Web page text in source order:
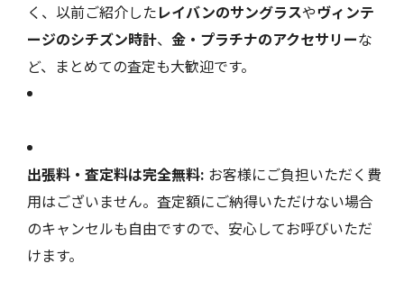
く、以前ご紹介したレイバンのサングラスやヴィンテ
ージのシチズン時計、 金・プラチナのアクセサリーな
ど、まとめての査定も大歓迎です。
出張料・査定料は完全無料: お客様にご負担いただく費
用はございません。査定額にご納得いただけない場合
のキャンセルも自由ですので、安心してお呼びいただ
けます。